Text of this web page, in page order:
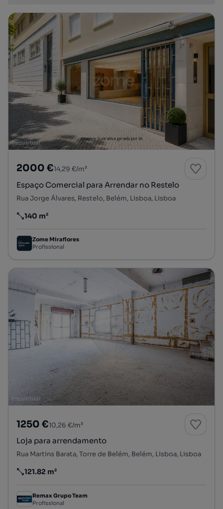
2000 €14,29 €/m²
Espaço Comercial para Arrendar no Restelo
Rua Jorge Álvares, Restelo, Belém, Lisboa, Lisboa
Preço por metro quadrado
140 m²
Zome Miraflores
Profissional
1250 €10,26 €/m²
Loja para arrendamento
Rua Martins Barata, Torre de Belém, Belém, Lisboa, Lisboa
Preço por metro quadrado
121.82 m²
Remax Grupo Team
Profissional